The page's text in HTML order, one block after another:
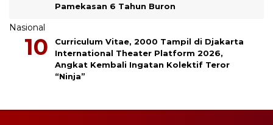
Pamekasan 6 Tahun Buron
Nasional
Curriculum Vitae, 2000 Tampil di Djakarta
International Theater Platform 2026,
Angkat Kembali Ingatan Kolektif Teror
“Ninja”